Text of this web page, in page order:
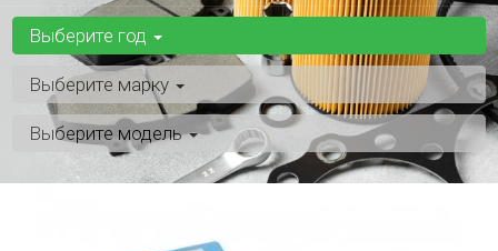
Выберите год
Выберите марку
Выберите модель